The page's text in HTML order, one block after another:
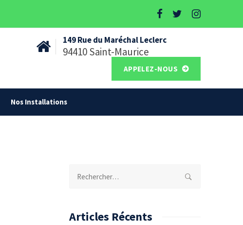
149 Rue du Maréchal Leclerc
94410 Saint-Maurice
APPELEZ-NOUS
Nos Installations
Rechercher :
Articles Récents